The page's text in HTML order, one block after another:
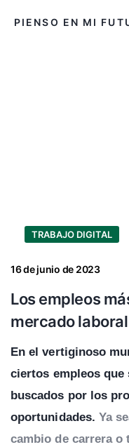
PIENSO EN MI
TRABAJO DIGITAL
16 de junio de 2023
Los empleos
mercado
En el vertiginoso
ciertos empleos
buscados por los
oportunidades. Ya
cambio de carrera o